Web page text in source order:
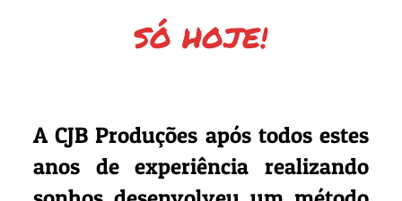
SÓ HOJE!
A CJB Produções após todos estes
anos de experiência realizando